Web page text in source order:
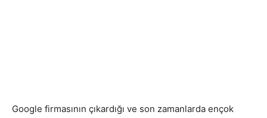
Google firmasının çıkardığı ve son zamanlarda ençok